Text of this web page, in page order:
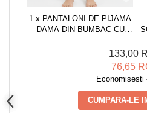
1 x PANTALONI DE PIJAMA
DAMA DIN BUMBAC CU
133,00
76,65
Economisesti
CUMPARA-LE